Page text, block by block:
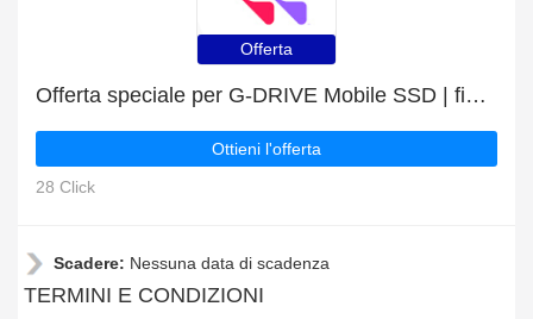
Offerta
Offerta speciale per G-DRIVE Mobile SSD | fino al 33% di sconto
Ottieni l'offerta
28 Click
Scadere: Nessuna data di scadenza
TERMINI E CONDIZIONI